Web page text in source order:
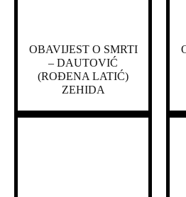
OBAVIJEST O SMRTI
– DAUTOVIĆ
(ROĐENA LATIĆ)
ZEHIDA